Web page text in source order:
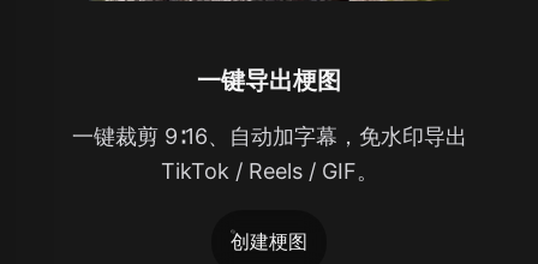
一键导出梗图
一键裁剪 9∶16、自动加字幕，免水印导出
TikTok / Reels / GIF。
创建梗图